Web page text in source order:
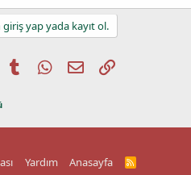
yap yada kayıt ol.
PinterestTumblrWhatsApp
E-postaLink
Yardım Anasayfa
R